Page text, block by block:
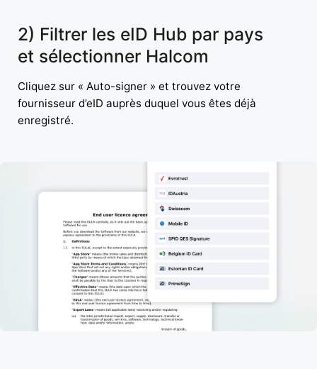
2) Filtrer les eID Hub par pays
et sélectionner Halcom
Cliquez sur « Auto-signer » et trouvez votre
fournisseur d’eID auprès duquel vous êtes déjà
enregistré.